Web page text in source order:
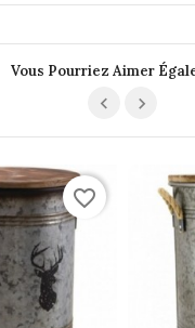
Vous Pourriez Aimer
favorite_border